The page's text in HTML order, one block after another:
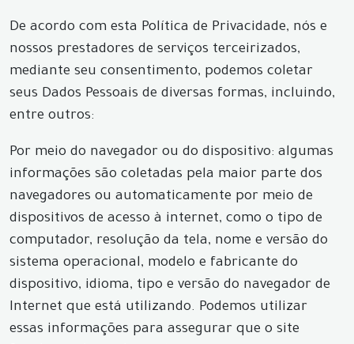
De acordo com esta Política de Privacidade, nós e
nossos prestadores de serviços terceirizados,
mediante seu consentimento, podemos coletar
seus Dados Pessoais de diversas formas, incluindo,
entre outros:
Por meio do navegador ou do dispositivo: algumas
informações são coletadas pela maior parte dos
navegadores ou automaticamente por meio de
dispositivos de acesso à internet, como o tipo de
computador, resolução da tela, nome e versão do
sistema operacional, modelo e fabricante do
dispositivo, idioma, tipo e versão do navegador de
Internet que está utilizando. Podemos utilizar
essas informações para assegurar que o site